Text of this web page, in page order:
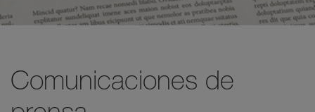
Comunicaciones de